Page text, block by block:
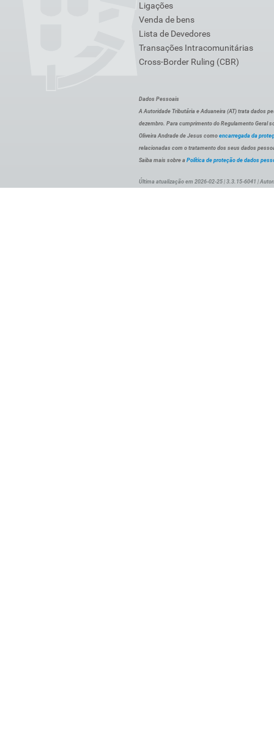
Ligações
Venda de bens
Lista de Devedores
Transações Intracomunitárias
Cross-Border Ruling (CBR)
Dados Pessoais
A Autoridade Tributária e Aduaneira (AT) trata dados
dezembro. Para cumprimento do Regulamento Geral
Oliveira Andrade de Jesus como encarregada da
relacionadas com o tratamento dos seus dados
Saiba mais sobre a Política de proteção de dados
Última atualização em 2026-02-25 | 3.3.15-6041 |